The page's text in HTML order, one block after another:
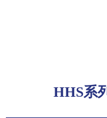
HHS系